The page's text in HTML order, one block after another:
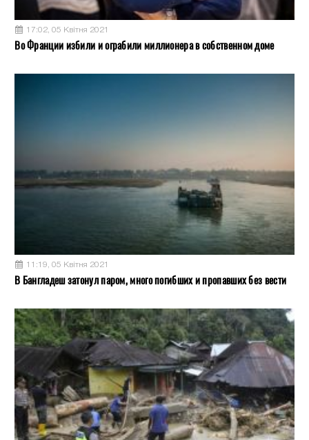
17:02, 05 Квітня 2021
Во Франции избили и ограбили миллионера в собственном доме
11:19, 05 Квітня 2021
В Бангладеш затонул паром, много погибших и пропавших без вести